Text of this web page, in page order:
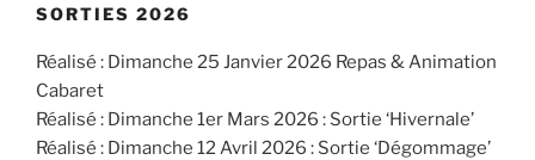
SORTIES 2026
Réalisé : Dimanche 25 Janvier 2026 Repas & Animation
Cabaret
Réalisé : Dimanche 1er Mars 2026 : Sortie ‘Hivernale’
Réalisé : Dimanche 12 Avril 2026 : Sortie ‘Dégommage’